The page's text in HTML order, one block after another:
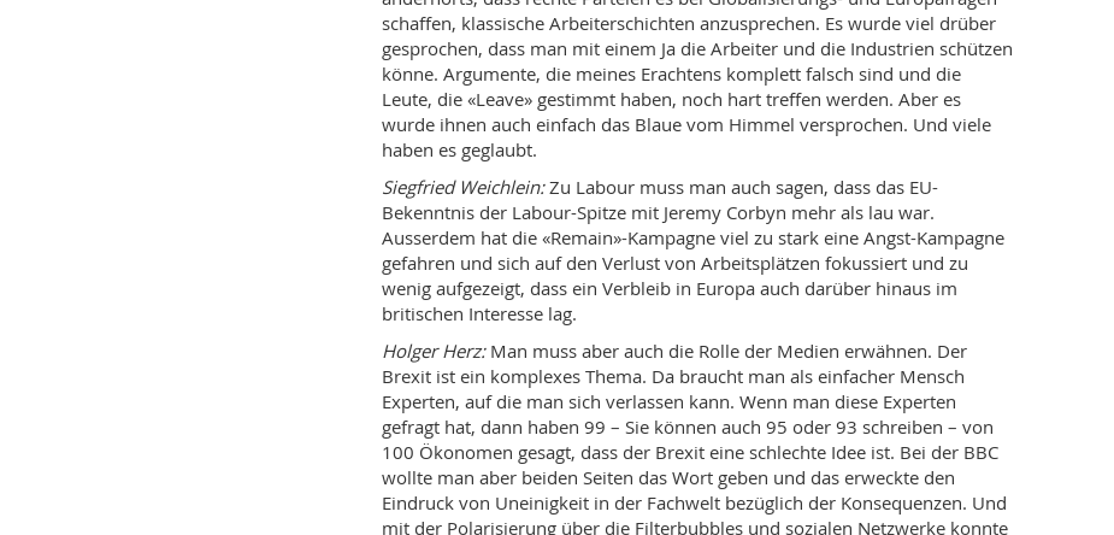
schaffen, klassische Arbeiterschichten anzusprechen. Es wurde viel drüber
gesprochen, dass man mit einem Ja die Arbeiter und die Industrien schützen
könne. Argumente, die meines Erachtens komplett falsch sind und die
Leute, die «Leave» gestimmt haben, noch hart treffen werden. Aber es
wurde ihnen auch einfach das Blaue vom Himmel versprochen. Und viele
haben es geglaubt.
Siegfried Weichlein:Zu Labour muss man auch sagen, dass das EU-
Bekenntnis der Labour-Spitze mit Jeremy Corbyn mehr als lau war.
Ausserdem hat die «Remain»-Kampagne viel zu stark eine Angst-Kampagne
gefahren und sich auf den Verlust von Arbeitsplätzen fokussiert und zu
wenig aufgezeigt, dass ein Verbleib in Europa auch darüber hinaus im
britischen Interesse lag.
Holger Herz:Man muss aber auch die Rolle der Medien erwähnen. Der
Brexit ist ein komplexes Thema. Da braucht man als einfacher Mensch
Experten, auf die man sich verlassen kann. Wenn man diese Experten
gefragt hat, dann haben 99 – Sie können auch 95 oder 93 schreiben – von
100 Ökonomen gesagt, dass der Brexit eine schlechte Idee ist. Bei der BBC
wollte man aber beiden Seiten das Wort geben und das erweckte den
Eindruck von Uneinigkeit in der Fachwelt bezüglich der Konsequenzen. Und
mit der Polarisierung über die Filterbubbles und sozialen Netzwerke konnte